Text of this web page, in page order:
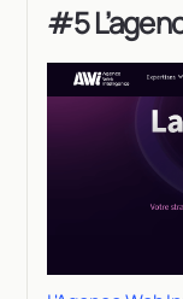
#5